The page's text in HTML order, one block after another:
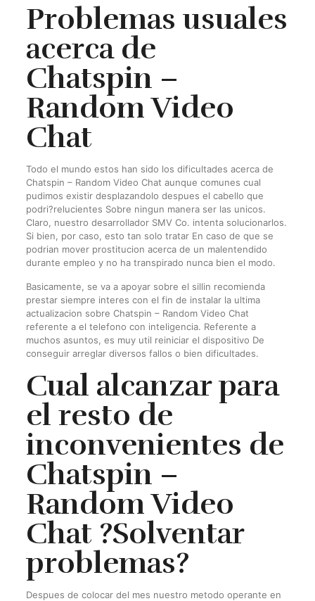
Problemas usuales
acerca de
Chatspin –
Random Video
Chat
Todo el mundo estos han sido los dificultades acerca de
Chatspin – Random Video Chat aunque comunes cual
pudimos existir desplazandolo despues el cabello que
podri?relucientes Sobre ningun manera ser las unicos.
Claro, nuestro desarrollador SMV Co. intenta solucionarlos.
Si bien, por caso, esto tan solo tratar En caso de que se
podri­an mover prostitucion acerca de un malentendido
durante empleo y no ha transpirado nunca bien el modo.
Basicamente, se va a apoyar sobre el silli­n recomienda
prestar siempre interes con el fin de instalar la ultima
actualizacion sobre Chatspin – Random Video Chat
referente a el telefono con inteligencia. Referente a
muchos asuntos, es muy util reiniciar el dispositivo De
conseguir arreglar diversos fallos o bien dificultades.
Cual alcanzar para
el resto de
inconvenientes de
Chatspin –
Random Video
Chat ?Solventar
problemas?
Despues de colocar del mes nuestro metodo operante en